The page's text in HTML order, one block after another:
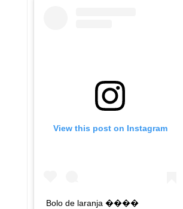
View this post on Instagram
Bolo de laranja ����